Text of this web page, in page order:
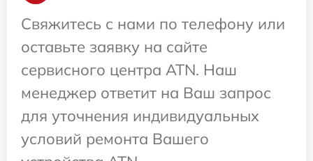
Свяжитесь с нами по телефону или
оставьте заявку на сайте
сервисного центра ATN. Наш
менеджер ответит на Ваш запрос
для уточнения индивидуальных
условий ремонта Вашего